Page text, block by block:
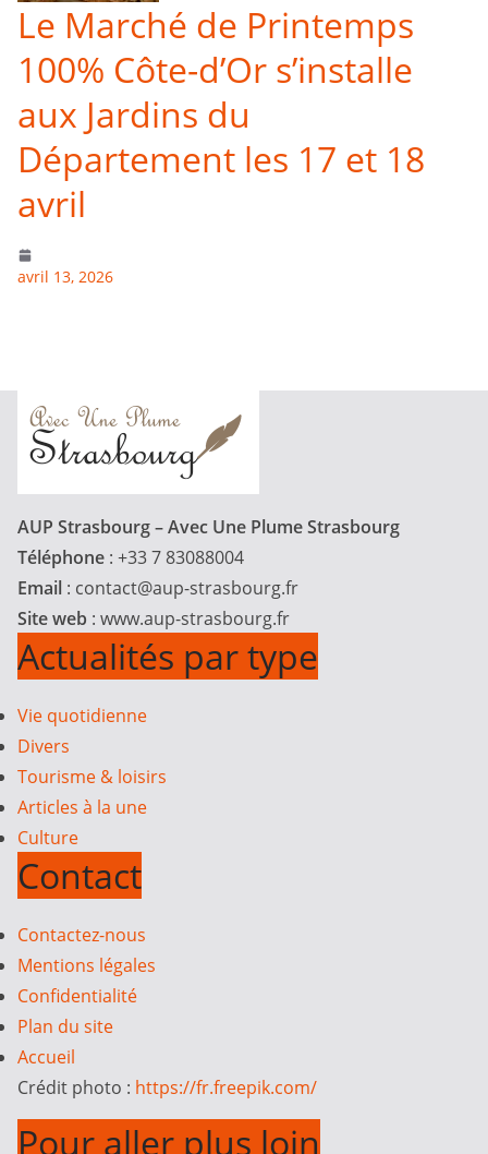
Le Marché de Printemps
100% Côte-d’Or s’installe
aux Jardins du
Département les 17 et 18
avril
avril 13, 2026
AUP Strasbourg – Avec Une Plume Strasbourg
Téléphone : +33 7 83088004
Email : contact@aup-strasbourg.fr
Site web : www.aup-strasbourg.fr
Actualités par type
Vie quotidienne
Divers
Tourisme & loisirs
Articles à la une
Culture
Contact
Contactez-nous
Mentions légales
Confidentialité
Plan du site
Accueil
Crédit photo : https://fr.freepik.com/
Pour aller plus loin